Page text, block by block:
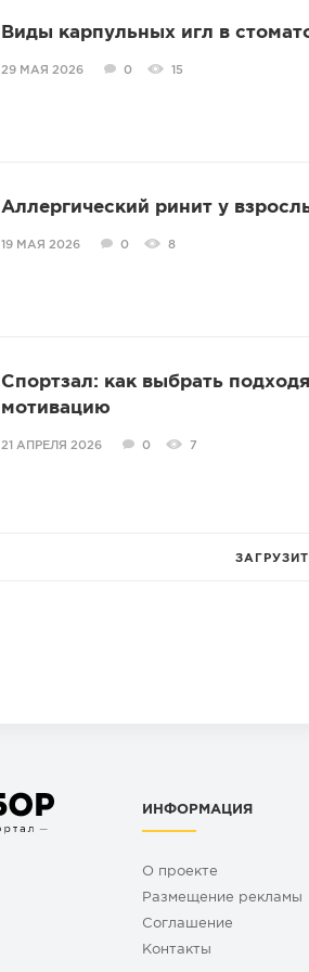
Виды карпульных игл в
29 МАЯ 2026 0 15
Аллергический ринит у
19 МАЯ 2026 0 8
Спортзал: как выбрать
мотивацию
21 АПРЕЛЯ 2026 0 7
ИНФОРМАЦИЯ
О проекте
Размещение рекламы
Cоглашение
Контакты